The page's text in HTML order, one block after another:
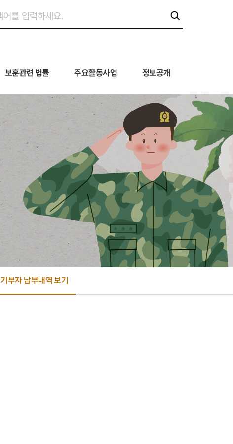
보훈관련 법률 주요활동사업 정보공개
기부자 납부내역 보기